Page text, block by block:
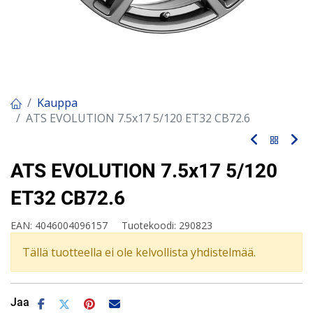
Kauppa
ATS EVOLUTION 7.5x17 5/120 ET32 CB72.6
ATS EVOLUTION 7.5x17 5/120
ET32 CB72.6
EAN: 4046004096157 Tuotekoodi: 290823
Tällä tuotteella ei ole kelvollista yhdistelmää.
Jaa